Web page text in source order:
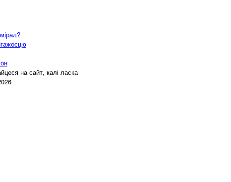
на сайт, калі ласка